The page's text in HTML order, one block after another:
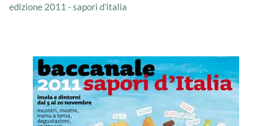
edizione 2011 - sapori d'italia